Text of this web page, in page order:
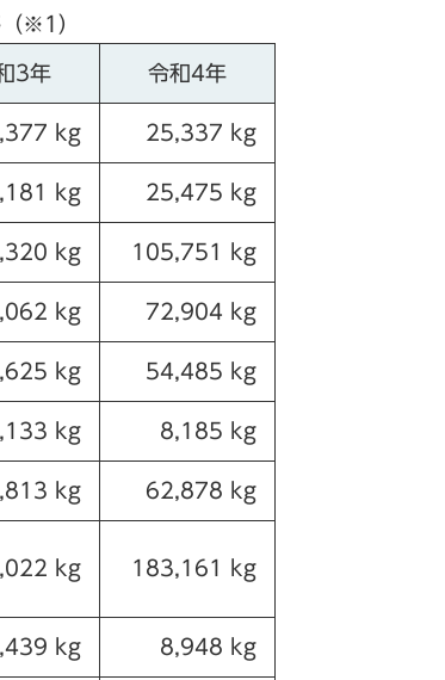
※1）
3年 令和4年
kg 25,337 kg
kg 25,475 kg
kg 105,751 kg
kg 72,904 kg
kg 54,485 kg
kg 8,185 kg
kg 62,878 kg
kg 183,161 kg
kg 8,948 kg